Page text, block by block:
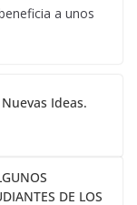
a unos
Ideas.
DE LOS